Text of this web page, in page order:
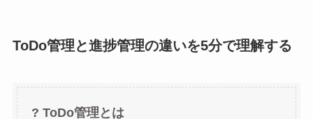
ToDo管理と進捗管理の違いを5分で理解する
? ToDo管理とは